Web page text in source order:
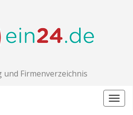
und Firmenverzeichnis